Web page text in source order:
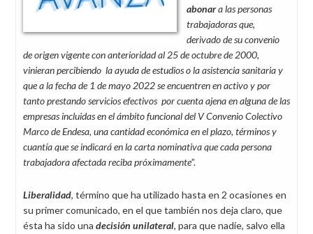
abonara las personas
trabajadoras que,
derivado de su convenio
de origen vigente con anterioridad al 25 de octubre de 2000,
vinieran percibiendo la ayuda de estudios o la asistencia sanitaria y
que a la fecha de 1 de mayo 2022 se encuentren en activo y por
tanto prestando servicios efectivos por cuenta ajena en alguna de las
empresas incluidas en el ámbito funcional del V Convenio Colectivo
Marco de Endesa, una cantidad económica en el plazo, términos y
cuantía que se indicará en la carta nominativa que cada persona
trabajadora afectada reciba próximamente”.
Liberalidad, término que ha utilizado hasta en 2 ocasiones en
su primer comunicado, en el que también nos deja claro, que
ésta ha sido una decisión unilateral, para que nadie, salvo ella